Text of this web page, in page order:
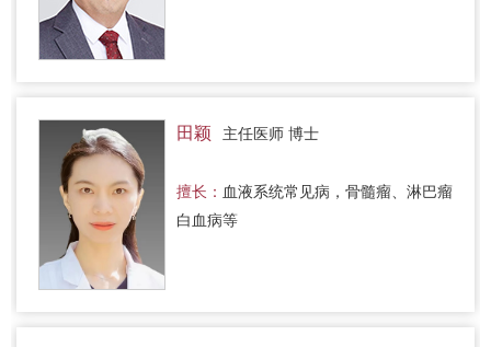
田颖 主任医师 博士
擅长： 血液系统常见病，骨髓瘤、淋巴瘤
白血病等